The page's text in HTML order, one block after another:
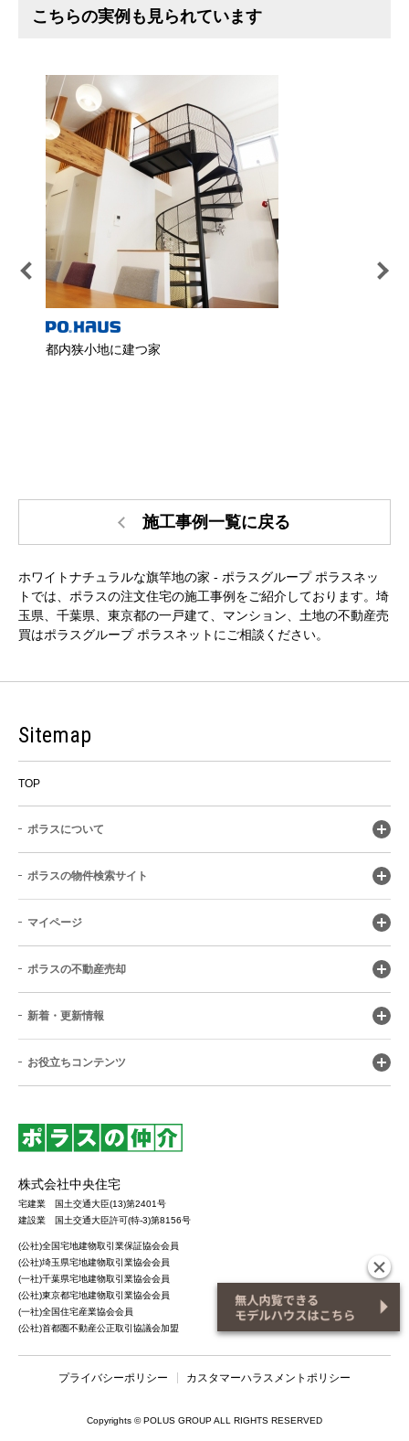
こちらの実例も見られています
都内狭小地に建つ家
施工事例一覧に戻る
ホワイトナチュラルな旗竿地の家 - ポラスグループ ポラスネッ
トでは、ポラスの注文住宅の施工事例をご紹介しております。埼
玉県、千葉県、東京都の一戸建て、マンション、土地の不動産売
買はポラスグループ ポラスネットにご相談ください。
Sitemap
TOP
ポラスについて
ポラスの物件検索サイト
マイページ
ポラスの不動産売却
新着・更新情報
お役立ちコンテンツ
株式会社中央住宅
宅建業 国土交通大臣(13)第2401号
建設業 国土交通大臣許可(特-3)第8156号
(公社)全国宅地建物取引業保証協会会員
(公社)埼玉県宅地建物取引業協会会員
(一社)千葉県宅地建物取引業協会会員
(公社)東京都宅地建物取引業協会会員
(一社)全国住宅産業協会会員
(公社)首都圏不動産公正取引協議会加盟
プライバシーポリシー カスタマーハラスメントポリシー
Copyrights © POLUS GROUP ALL RIGHTS RESERVED